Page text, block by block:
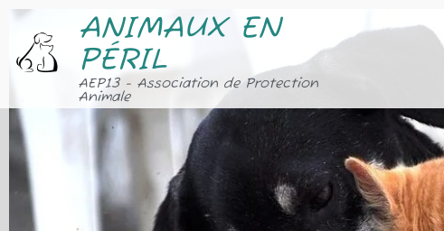
ANIMAUX EN
PÉRIL
AEP13 - Association de Protection
Animale